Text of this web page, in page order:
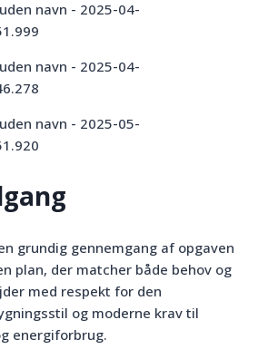
grundig gennemgang af opgaven
plan, der matcher både behov og
med respekt for den
og moderne krav til
energiforbrug.